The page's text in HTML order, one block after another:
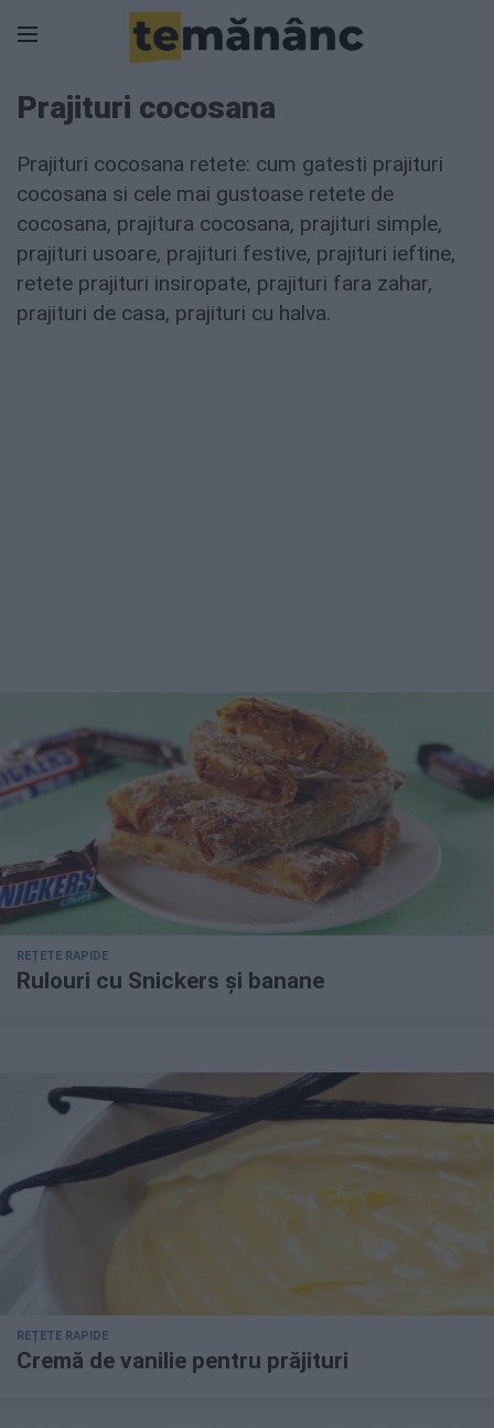
Prajituri cocosana
Prajituri cocosana retete: cum gatesti prajituri
cocosana si cele mai gustoase retete de
cocosana, prajitura cocosana, prajituri simple,
prajituri usoare, prajituri festive, prajituri ieftine,
retete prajituri insiropate, prajituri fara zahar,
prajituri de casa, prajituri cu halva.
REȚETE RAPIDE
Rulouri cu Snickers și banane
REȚETE RAPIDE
Cremă de vanilie pentru prăjituri